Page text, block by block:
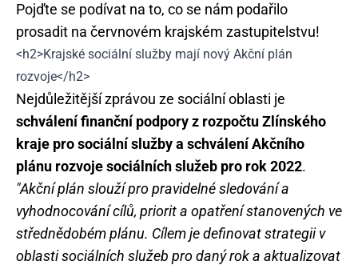
Pojďte se podívat na to, co se nám podařilo
prosadit na červnovém krajském zastupitelstvu!
<h2>Krajské sociální služby mají nový Akční plán
rozvoje</h2>
Nejdůležitější zprávou ze sociální oblasti je
schválení finanční podpory z rozpočtu Zlínského
kraje pro sociální služby a schválení Akčního
plánu rozvoje sociálních služeb pro rok 2022.
"Akční plán slouží pro pravidelné sledování a
vyhodnocování cílů, priorit a opatření stanovených ve
střednědobém plánu. Cílem je definovat strategii v
oblasti sociálních služeb pro daný rok a aktualizovat